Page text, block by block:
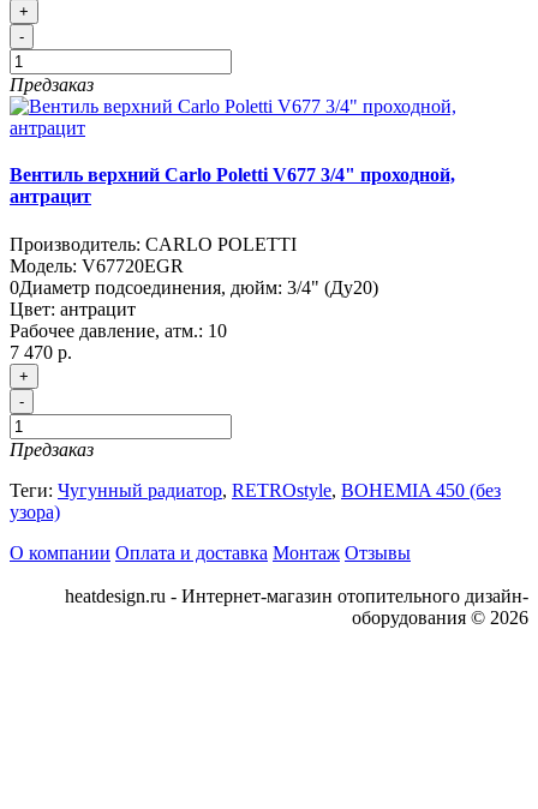
+
-
Предзаказ
Вентиль верхний Carlo Poletti V677 3/4" проходной,
антрацит
Производитель: CARLO POLETTI
Модель: V67720EGR
0Диаметр подсоединения, дюйм: 3/4" (Ду20)
Цвет: антрацит
Рабочее давление, атм.: 10
7 470 р.
+
-
Предзаказ
Теги: Чугунный радиатор, RETROstyle, BOHEMIA 450 (без
узора)
О компании Оплата и доставка Монтаж Отзывы
heatdesign.ru - Интернет-магазин отопительного дизайн-
оборудования © 2026